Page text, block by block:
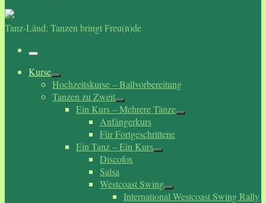
Tanz-Länd: Tanzen bringt Freu(n)de
Menü
Kurse
Hochzeitskurse – Ballvorbereitung
Tanzen zu Zweit
Ein Kurs – Mehrere Tänze
Anfängerkurs
Für Fortgeschrittene
Ein Tanz – Ein Kurs
Discofox
Salsa
Westcoast Swing
International Westcoast Swing Rally